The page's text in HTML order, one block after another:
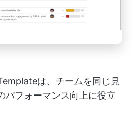
は、チームを同じ見
パフォーマンス向上に役立